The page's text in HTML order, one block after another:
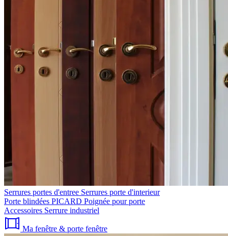
Serrures portes d'entree Serrures porte d'interieur
Porte blindées PICARD Poignée pour porte
Accessoires Serrure industriel
Ma fenêtre & porte fenêtre